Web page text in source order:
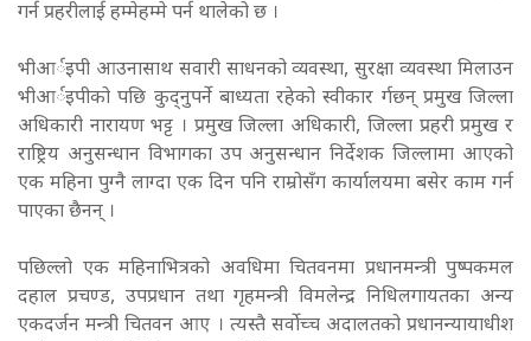
गर्न प्रहरीलाई हम्मेहम्मे पर्न थालेको छ ।
भीआर्इपी आउनासाथ सवारी साधनको व्यवस्था, सुरक्षा व्यवस्था मिलाउन
भीआर्इपीको पछि कुद्नुपर्ने बाध्यता रहेको स्वीकार र्गछन् प्रमुख जिल्ला
अधिकारी नारायण भट्ट । प्रमुख जिल्ला अधिकारी, जिल्ला प्रहरी प्रमुख र
राष्ट्रिय अनुसन्धान विभागका उप अनुसन्धान निर्देशक जिल्लामा आएको
एक महिना पुग्नै लाग्दा एक दिन पनि राम्रोसँग कार्यालयमा बसेर काम गर्न
पाएका छैनन् ।
पछिल्लो एक महिनाभित्रको अवधिमा चितवनमा प्रधानमन्त्री पुष्पकमल
दहाल प्रचण्ड, उपप्रधान तथा गृहमन्त्री विमलेन्द्र निधिलगायतका अन्य
एकदर्जन मन्त्री चितवन आए । त्यस्तै सर्वोच्च अदालतको प्रधानन्यायाधीश